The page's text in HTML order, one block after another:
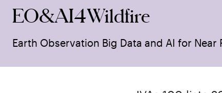
EO&AI4Wildfire
Earth Observation Big Data and AI for